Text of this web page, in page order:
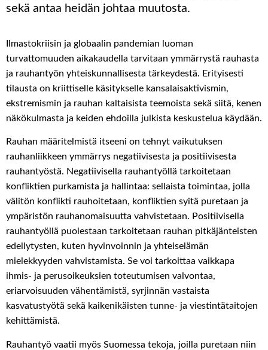
sekä antaa heidän johtaa muutosta.
Ilmastokriisin ja globaalin pandemian luoman
turvattomuuden aikakaudella tarvitaan ymmärrystä rauhasta
ja rauhantyön yhteiskunnallisesta tärkeydestä. Erityisesti
tilausta on kriittiselle käsitykselle kansalaisaktivismin,
ekstremismin ja rauhan kaltaisista teemoista sekä siitä, kenen
näkökulmasta ja keiden ehdoilla julkista keskustelua käydään.
Rauhan määritelmistä itseeni on tehnyt vaikutuksen
rauhanliikkeen ymmärrys negatiivisesta ja positiivisesta
rauhantyöstä. Negatiivisella rauhantyöllä tarkoitetaan
konfliktien purkamista ja hallintaa: sellaista toimintaa, jolla
välitön konflikti rauhoitetaan, konfliktien syitä puretaan ja
ympäristön rauhanomaisuutta vahvistetaan. Positiivisella
rauhantyöllä puolestaan tarkoitetaan rauhan pitkäjänteisten
edellytysten, kuten hyvinvoinnin ja yhteiselämän
mielekkyyden vahvistamista. Se voi tarkoittaa vaikkapa
ihmis- ja perusoikeuksien toteutumisen valvontaa,
eriarvoisuuden vähentämistä, syrjinnän vastaista
kasvatustyötä sekä kaikenikäisten tunne- ja viestintätaitojen
kehittämistä.
Rauhantyö vaatii myös Suomessa tekoja, joilla puretaan niin